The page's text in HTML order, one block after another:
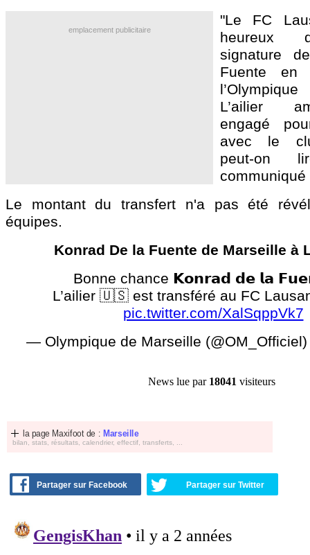
emplacement publicitaire
"Le FC
heureux
signature
Fuente en
L’ailier
engagé
avec le
peut-on
Le montant du transfert n'a pas été
équipes.
Konrad De la Fuente de Marseille à
Bonne chance 𝗞𝗼𝗻𝗿𝗮𝗱 𝗱𝗲 𝗹𝗮
L’ailier 🇺🇸 est transféré au FC
pic.twitter.com/XalSqppVk7
— Olympique de Marseille
News lue par 18041 visiteurs
la page Maxifoot de : Marseille
bilan, stats, résultats, calendrier, effectif, transferts, ...
Partager sur Facebook Partager sur Twitter